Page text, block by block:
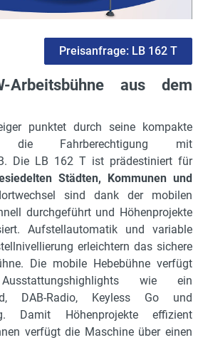
Preisanfrage: LB 162 T
Arbeitsbühne aus dem
punktet durch seine kompakte
die Fahrberechtigung mit
Die LB 162 T ist prädestiniert für
Städten, Kommunen und
sind dank der mobilen
durchgeführt und Höhenprojekte
Aufstellautomatik und variable
erleichtern das sichere
Die mobile Hebebühne verfügt
wie ein
DAB-Radio, Keyless Go und
Damit Höhenprojekte effizient
verfügt die Maschine über einen